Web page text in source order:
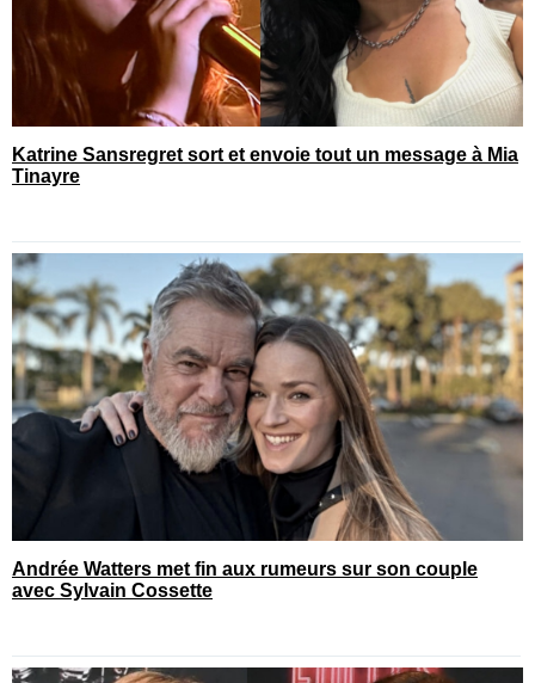
Katrine Sansregret sort et envoie tout un message à Mia
Tinayre
Andrée Watters met fin aux rumeurs sur son couple
avec Sylvain Cossette